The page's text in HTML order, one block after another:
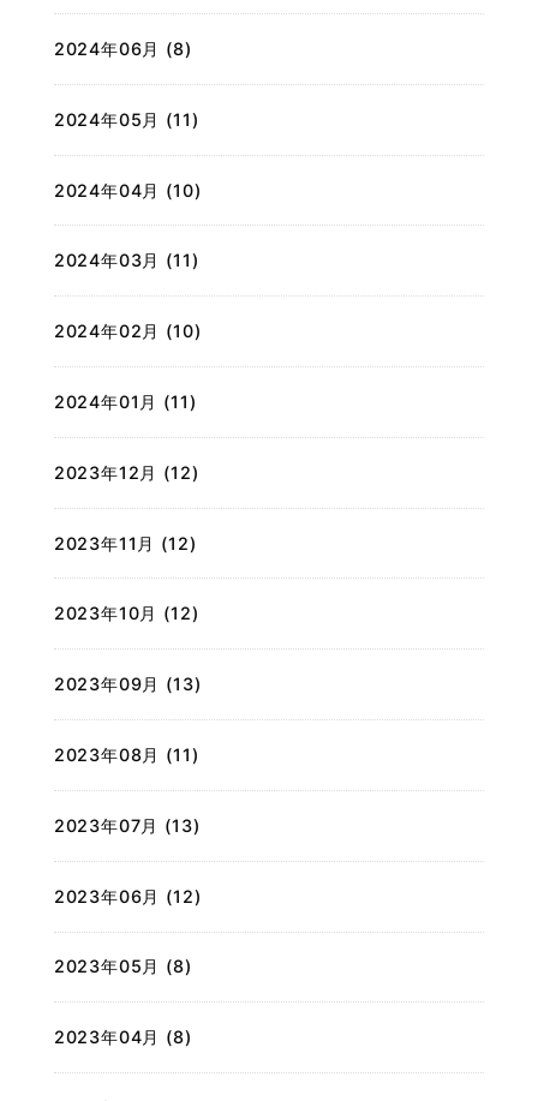
2024年06月 (8)
2024年05月 (11)
2024年04月 (10)
2024年03月 (11)
2024年02月 (10)
2024年01月 (11)
2023年12月 (12)
2023年11月 (12)
2023年10月 (12)
2023年09月 (13)
2023年08月 (11)
2023年07月 (13)
2023年06月 (12)
2023年05月 (8)
2023年04月 (8)